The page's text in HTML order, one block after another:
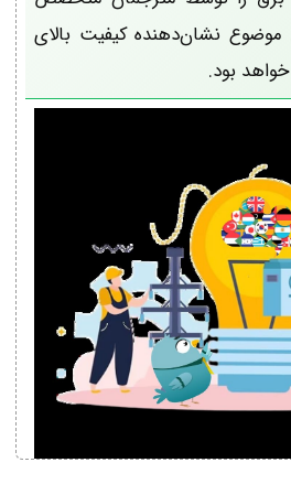
نشان‌دهنده کیفیت بالای
بود.